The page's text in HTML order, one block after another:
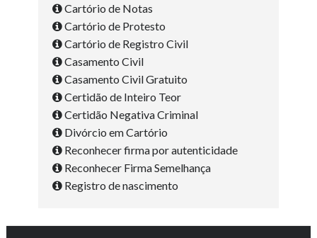
Cartório de Notas
Cartório de Protesto
Cartório de Registro Civil
Casamento Civil
Casamento Civil Gratuito
Certidão de Inteiro Teor
Certidão Negativa Criminal
Divórcio em Cartório
Reconhecer firma por autenticidade
Reconhecer Firma Semelhança
Registro de nascimento